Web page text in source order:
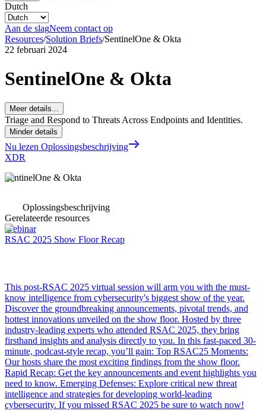
Dutch
Aan de slagNeem contact op
Resources/Solution Briefs/SentinelOne & Okta
22 februari 2024
SentinelOne & Okta
Meer details...
Triage and Respond to Threats Across Endpoints and Identities.
Minder details
Nu lezen Oplossingsbeschrijving
XDR
SentinelOne & Okta
Oplossingsbeschrijving
Gerelateerde resources
Webinar
RSAC 2025 Show Floor Recap
This post-RSAC 2025 virtual session will arm you with the must-
know intelligence from cybersecurity's biggest show of the year.
Discover the groundbreaking announcements, pivotal trends, and
hottest innovations unveiled on the show floor. Hosted by three
industry-leading experts who attended RSAC 2025, they bring
firsthand insights and analysis directly to you. In this fast-paced 30-
minute, podcast-style recap, you’ll gain: Top RSAC25 Moments:
Our hosts share the most exciting findings from the show floor.
Rapid Recap: Get the key announcements and event highlights you
need to know. Emerging Defenses: Explore critical new threat
intelligence and strategies for developing world-leading
cybersecurity. If you missed RSAC 2025 be sure to watch now!